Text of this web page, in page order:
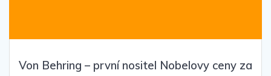
Von Behring – první nositel Nobelovy ceny za